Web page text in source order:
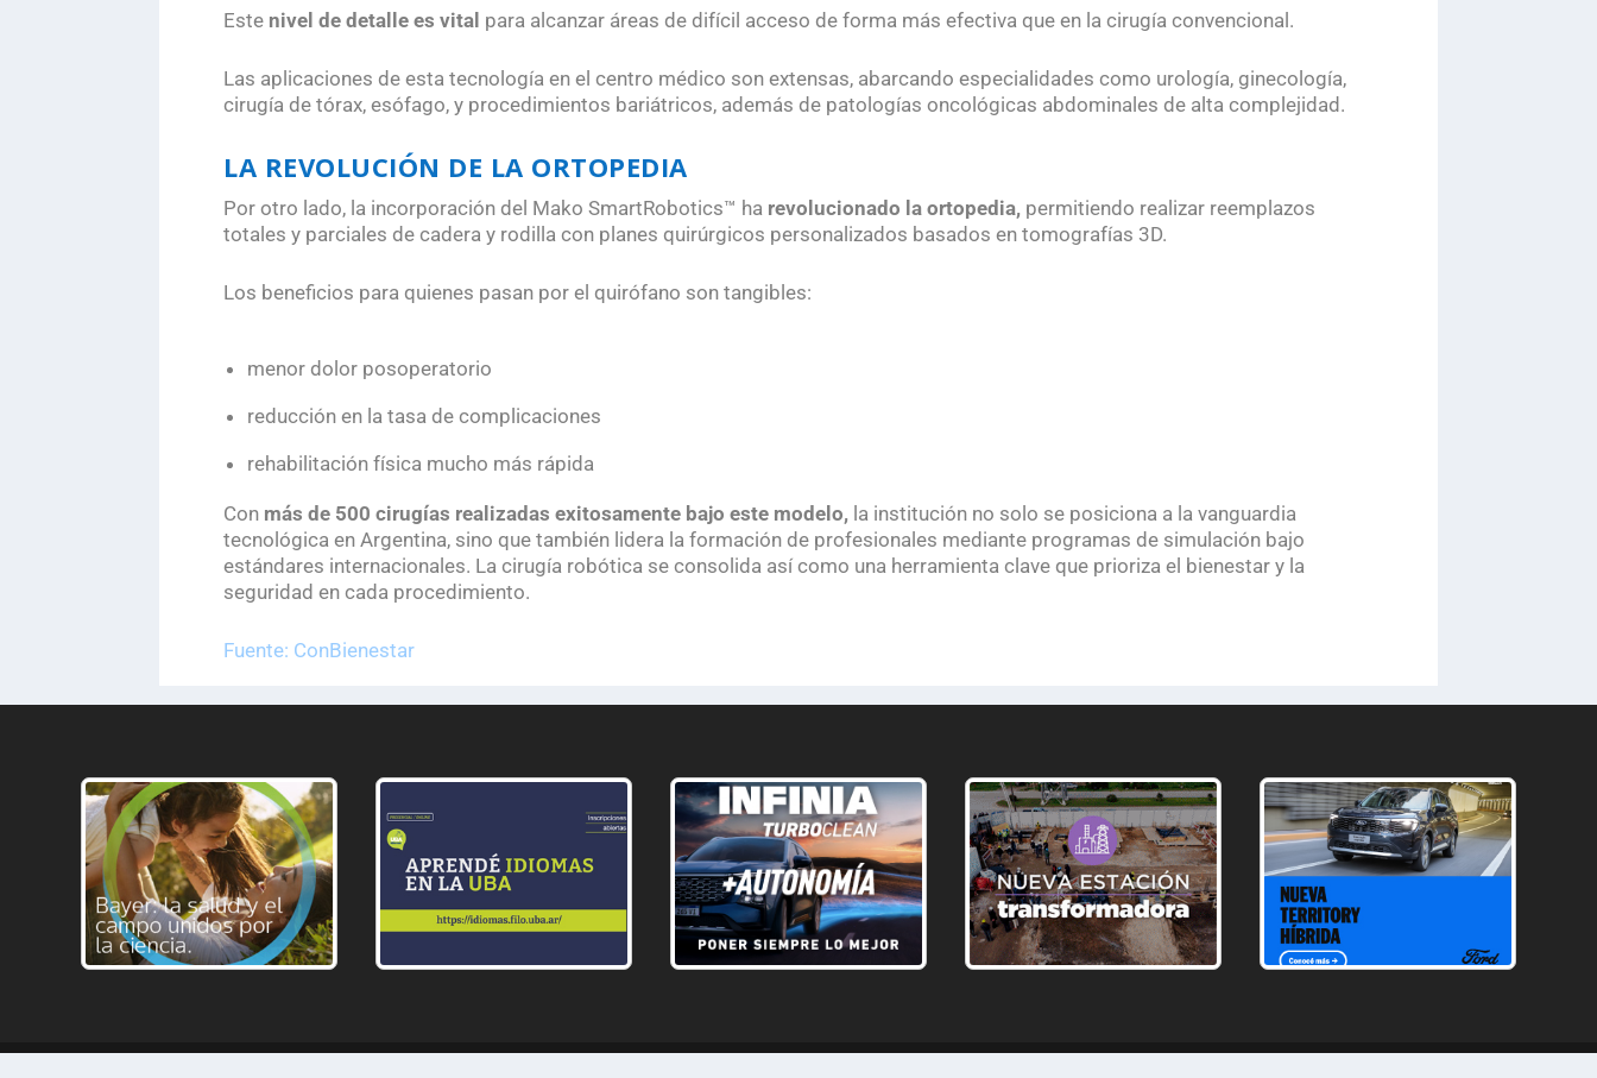
Este nivel de detalle es vital para alcanzar áreas de difícil acceso de forma más efectiva que en la cirugía convencional.
Las aplicaciones de esta tecnología en el centro médico son extensas, abarcando especialidades como urología, ginecología,
cirugía de tórax, esófago, y procedimientos bariátricos, además de patologías oncológicas abdominales de alta complejidad.
LA REVOLUCIÓN DE LA ORTOPEDIA
Por otro lado, la incorporación del Mako SmartRobotics™ ha revolucionado la ortopedia, permitiendo realizar reemplazos
totales y parciales de cadera y rodilla con planes quirúrgicos personalizados basados en tomografías 3D.
Los beneficios para quienes pasan por el quirófano son tangibles:
menor dolor posoperatorio
reducción en la tasa de complicaciones
rehabilitación física mucho más rápida
Con más de 500 cirugías realizadas exitosamente bajo este modelo, la institución no solo se posiciona a la vanguardia
tecnológica en Argentina, sino que también lidera la formación de profesionales mediante programas de simulación bajo
estándares internacionales. La cirugía robótica se consolida así como una herramienta clave que prioriza el bienestar y la
seguridad en cada procedimiento.
Fuente: ConBienestar